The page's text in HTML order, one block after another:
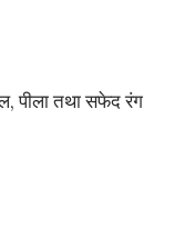
,पीलातथासफेदरंग